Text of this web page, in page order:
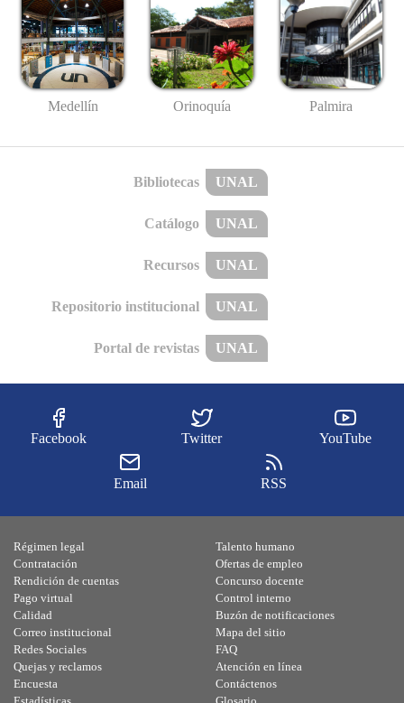
Medellín Orinoquía Palmira
Bibliotecas UNAL
Catálogo UNAL
Recursos UNAL
Repositorio institucional UNAL
Portal de revistas UNAL
Facebook Twitter YouTube
Email RSS
Régimen legal
Contratación
Rendición de cuentas
Pago virtual
Calidad
Talento humano
Ofertas de empleo
Concurso docente
Control interno
Buzón de notificaciones
Correo institucional
Redes Sociales
Quejas y reclamos
Encuesta
Mapa del sitio
FAQ
Atención en línea
Contáctenos